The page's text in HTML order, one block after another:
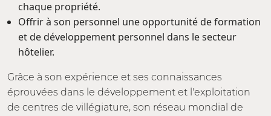
chaque propriété.
Offrir à son personnel une opportunité de formation
et de développement personnel dans le secteur
hôtelier.
Grâce à son expérience et ses connaissances
éprouvées dans le développement et l'exploitation
de centres de villégiature, son réseau mondial de